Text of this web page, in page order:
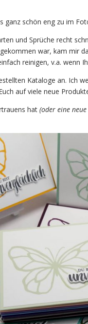
ganz schön eng zu im
und Sprüche recht
war, kam mir
reinigen, v.a. wenn
Kataloge an. Ich
auf viele neue
hat (oder eine